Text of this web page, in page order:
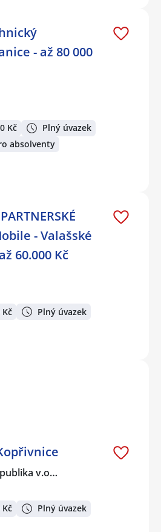
- až 80 000
Kč
Plný úvazek
absolventy
- Valašské
60.000 Kč
Kč Plný úvazek
v.o…
Kč Plný úvazek